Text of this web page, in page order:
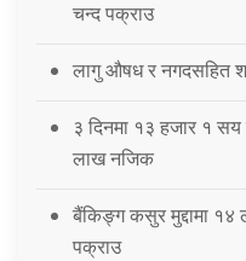
चन्द पक्राउ
लागु औषध र नगदसहित
३ दिनमा १३ हजार १
लाख नजिक
बैंकिङ्ग कसुर मुद्दामा १४
पक्राउ